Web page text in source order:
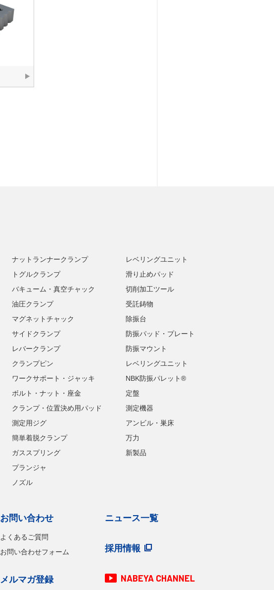
ナットランナークランプ
トグルクランプ
バキューム・真空チャック
油圧クランプ
マグネットチャック
サイドクランプ
レバークランプ
クランプピン
ワークサポート・ジャッキ
ボルト・ナット・座金
クランプ・位置決め用パッド
測定用ジグ
簡単着脱クランプ
ガススプリング
プランジャ
ノズル
レベリングユニット
滑り止めパッド
切削加工ツール
受託鋳物
除振台
防振パッド・プレート
防振マウント
レベリングユニット
NBK防振パレット®
定盤
測定機器
アンビル・巣床
万力
新製品
お問い合わせ
よくあるご質問
お問い合わせフォーム
メルマガ登録
ニュース一覧
採用情報
NABEYA CHANNEL